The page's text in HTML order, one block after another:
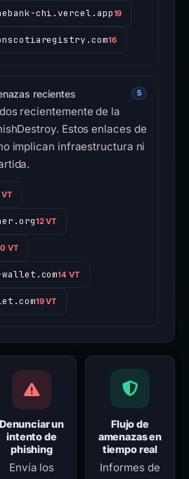
chi.vercel.app19
16
recientes 5
recientemente de la
Estos enlaces de
implican infraestructura ni
VT
12 VT
VT
wallet.com14 VT
19 VT
Denunciar un
intento de
phishing
Envía los
Flujo de
amenazas en
tiempo real
Informes de